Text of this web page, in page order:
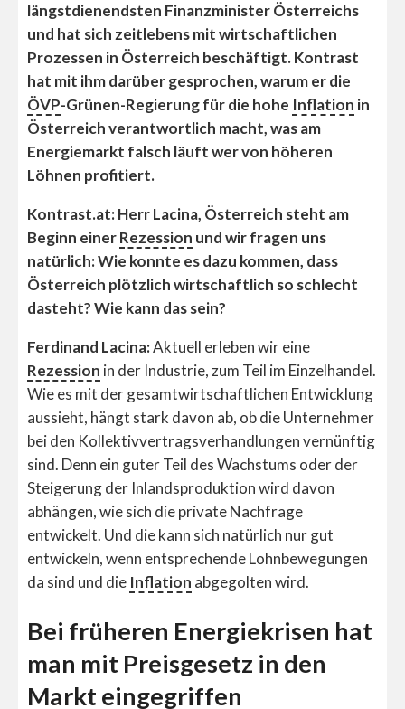
längstdienendsten Finanzminister Österreichs
und hat sich zeitlebens mit wirtschaftlichen
Prozessen in Österreich beschäftigt. Kontrast
hat mit ihm darüber gesprochen, warum er die
ÖVP-Grünen-Regierung für die hohe Inflation in
Österreich verantwortlich macht, was am
Energiemarkt falsch läuft wer von höheren
Löhnen profitiert.
Kontrast.at: Herr Lacina, Österreich steht am
Beginn einerRezession und wir fragen uns
natürlich: Wie konnte es dazu kommen, dass
Österreich plötzlich wirtschaftlich so schlecht
dasteht? Wie kann das sein?
Ferdinand Lacina:Aktuell erleben wir eine
Rezession in der Industrie, zum Teil im Einzelhandel.
Wie es mit der gesamtwirtschaftlichen Entwicklung
aussieht, hängt stark davon ab, ob die Unternehmer
bei den Kollektivvertragsverhandlungen vernünftig
sind. Denn ein guter Teil des Wachstums oder der
Steigerung der Inlandsproduktion wird davon
abhängen, wie sich die private Nachfrage
entwickelt. Und die kann sich natürlich nur gut
entwickeln, wenn entsprechende Lohnbewegungen
da sind und die Inflation abgegolten wird.
Bei früheren Energiekrisen hat
man mit Preisgesetz in den
Markt eingegriffen